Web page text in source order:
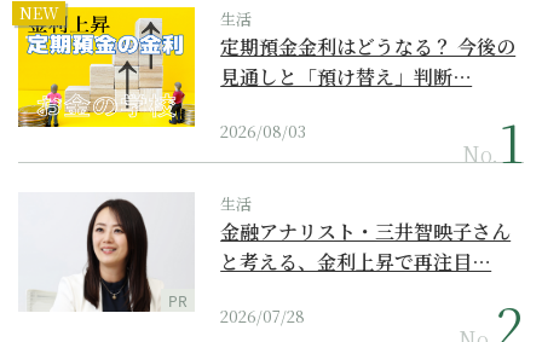
NEW 生活
定期預金金利はどうなる？ 今後の
見通しと「預け替え」判断…
2026/08/03
No.
PR
生活
金融アナリスト・三井智映子さん
と考える、金利上昇で再注目…
2026/07/28